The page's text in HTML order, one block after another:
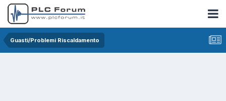
Guasti/Problemi Riscaldamento